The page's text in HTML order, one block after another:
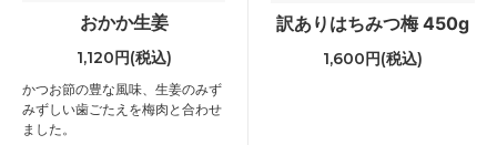
おかか生姜
1,120円(税込)
かつお節の豊な風味、生姜のみず
みずしい歯ごたえを梅肉と合わせ
ました。
訳ありはちみつ梅 450g
1,600円(税込)